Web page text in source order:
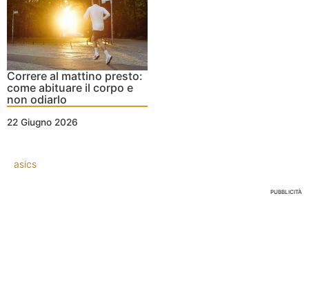
Correre al mattino presto:
come abituare il corpo e
non odiarlo
22 Giugno 2026
asics
PUBBLICITÀ